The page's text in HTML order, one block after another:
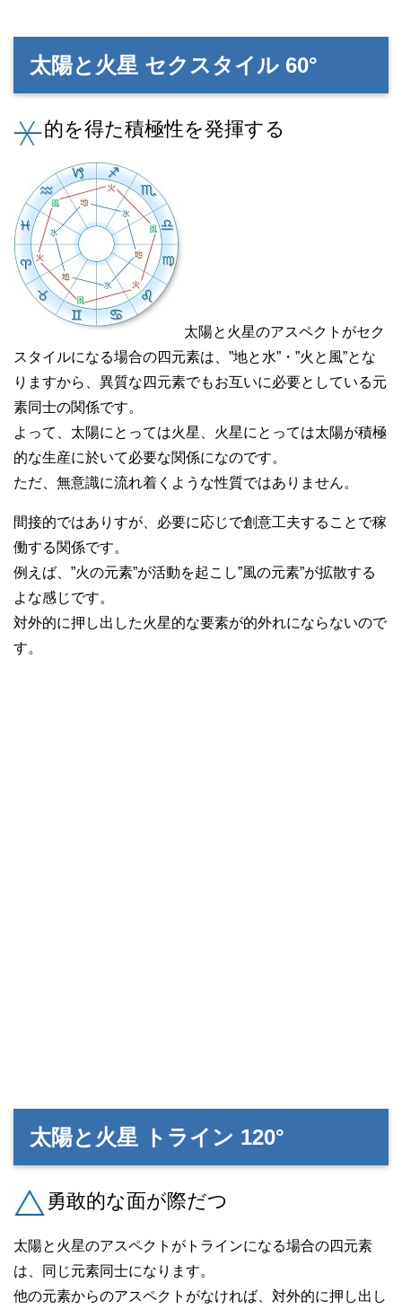
太陽と火星 セクスタイル 60°
的を得た積極性を発揮する
太陽と火星のアスペクトがセク
スタイルになる場合の四元素は、”地と水”・”火と風”とな
りますから、異質な四元素でもお互いに必要としている元
素同士の関係です。
よって、太陽にとっては火星、火星にとっては太陽が積極
的な生産に於いて必要な関係になのです。
ただ、無意識に流れ着くような性質ではありません。
間接的ではありすが、必要に応じで創意工夫することで稼
働する関係です。
例えば、”火の元素”が活動を起こし”風の元素”が拡散する
よな感じです。
対外的に押し出した火星的な要素が的外れにならないので
す。
太陽と火星 トライン 120°
勇敢的な面が際だつ
太陽と火星のアスペクトがトラインになる場合の四元素
は、同じ元素同士になります。
他の元素からのアスペクトがなければ、対外的に押し出し